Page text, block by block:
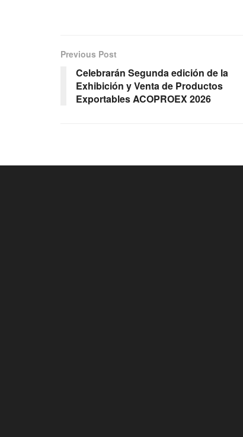
Previous Post
Celebrarán Segunda edición de la
Exhibición y Venta de Productos
Exportables ACOPROEX 2026